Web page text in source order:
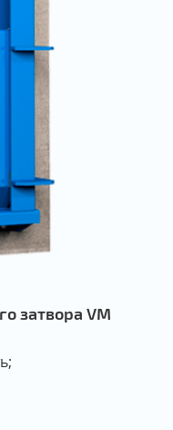
затвора VM